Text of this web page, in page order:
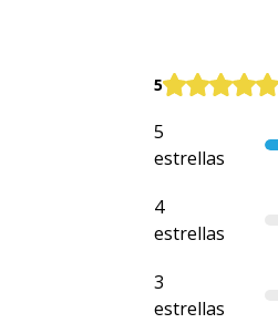
5
5
estrellas
4
estrellas
3
estrellas